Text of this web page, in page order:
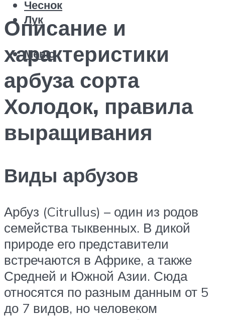
Чеснок
Лук
Меню
Описание и
характеристики
арбуза сорта
Холодок, правила
выращивания
Виды арбузов
Арбуз (Citrullus) – один из родов
семейства тыквенных. В дикой
природе его представители
встречаются в Африке, а также
Средней и Южной Азии. Сюда
относятся по разным данным от 5
до 7 видов, но человеком